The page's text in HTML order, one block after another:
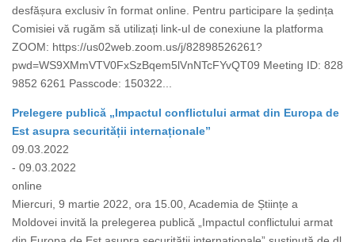
desfășura exclusiv în format online. Pentru participare la ședința
Comisiei vă rugăm să utilizați link-ul de conexiune la platforma
ZOOM: https://us02web.zoom.us/j/82898526261?
pwd=WS9XMmVTV0FxSzBqem5lVnNTcFYvQT09 Meeting ID: 828
9852 6261 Passcode: 150322...
Prelegere publică „Impactul conflictului armat din Europa de
Est asupra securității internaționale”
09.03.2022
- 09.03.2022
online
Miercuri, 9 martie 2022, ora 15.00, Academia de Științe a
Moldovei invită la prelegerea publică „Impactul conflictului armat